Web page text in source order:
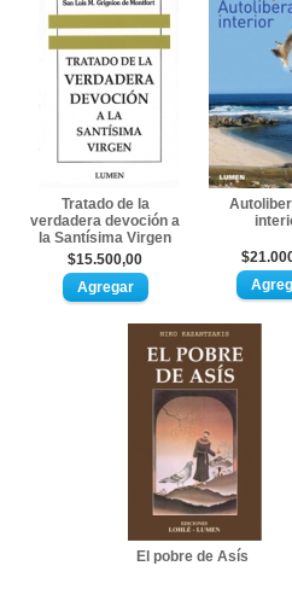
Tratado de la
verdadera devoción a
la Santísima Virgen
$15.500,00
El pobre de Asís